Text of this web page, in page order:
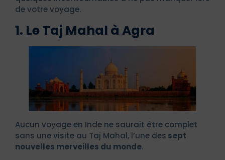
de votre voyage.
1. Le Taj Mahal à Agra
Aucun voyage en Inde ne saurait être complet
sans une visite au Taj Mahal, l’une des sept
nouvelles merveilles du monde.